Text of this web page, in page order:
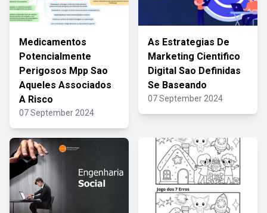
Medicamentos
Potencialmente
Perigosos Mpp Sao
Aqueles Associados
A Risco
07 September 2024
As Estrategias De
Marketing Cientifico
Digital Sao Definidas
Se Baseando
07 September 2024